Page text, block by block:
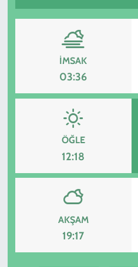
İMSAK
03:36
ÖĞLE
12:18
AKŞAM
19:17